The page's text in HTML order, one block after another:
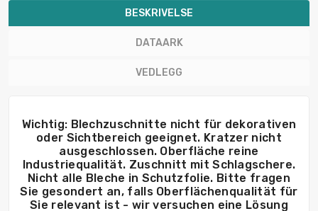
BESKRIVELSE
DATAARK
VEDLEGG
Wichtig: Blechzuschnitte nicht für dekorativen
oder Sichtbereich geeignet. Kratzer nicht
ausgeschlossen. Oberfläche reine
Industriequalität. Zuschnitt mit Schlagschere.
Nicht alle Bleche in Schutzfolie. Bitte fragen
Sie gesondert an, falls Oberflächenqualität für
Sie relevant ist - wir versuchen eine Lösung